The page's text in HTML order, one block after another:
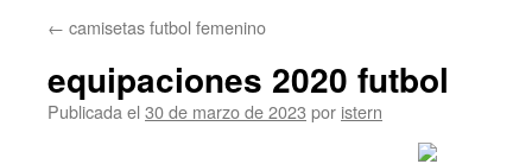
contenido
← camisetas futbol femenino
equipaciones 2020 futbol
Publicada el 30 de marzo de 2023 por istern